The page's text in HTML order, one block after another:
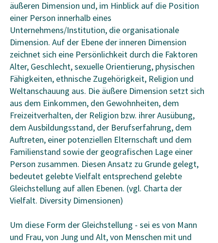
äußeren Dimension und, im Hinblick auf die Position
einer Person innerhalb eines
Unternehmens/Institution, die organisationale
Dimension. Auf der Ebene der inneren Dimension
zeichnet sich eine Persönlichkeit durch die Faktoren
Alter, Geschlecht, sexuelle Orientierung, physischen
Fähigkeiten, ethnische Zugehörigkeit, Religion und
Weltanschauung aus. Die äußere Dimension setzt sich
aus dem Einkommen, den Gewohnheiten, dem
Freizeitverhalten, der Religion bzw. ihrer Ausübung,
dem Ausbildungsstand, der Berufserfahrung, dem
Auftreten, einer potenziellen Elternschaft und dem
Familienstand sowie der geografischen Lage einer
Person zusammen. Diesen Ansatz zu Grunde gelegt,
bedeutet gelebte Vielfalt entsprechend gelebte
Gleichstellung auf allen Ebenen. (vgl. Charta der
Vielfalt. Diversity Dimensionen)
Um diese Form der Gleichstellung - sei es von Mann
und Frau, von Jung und Alt, von Menschen mit und